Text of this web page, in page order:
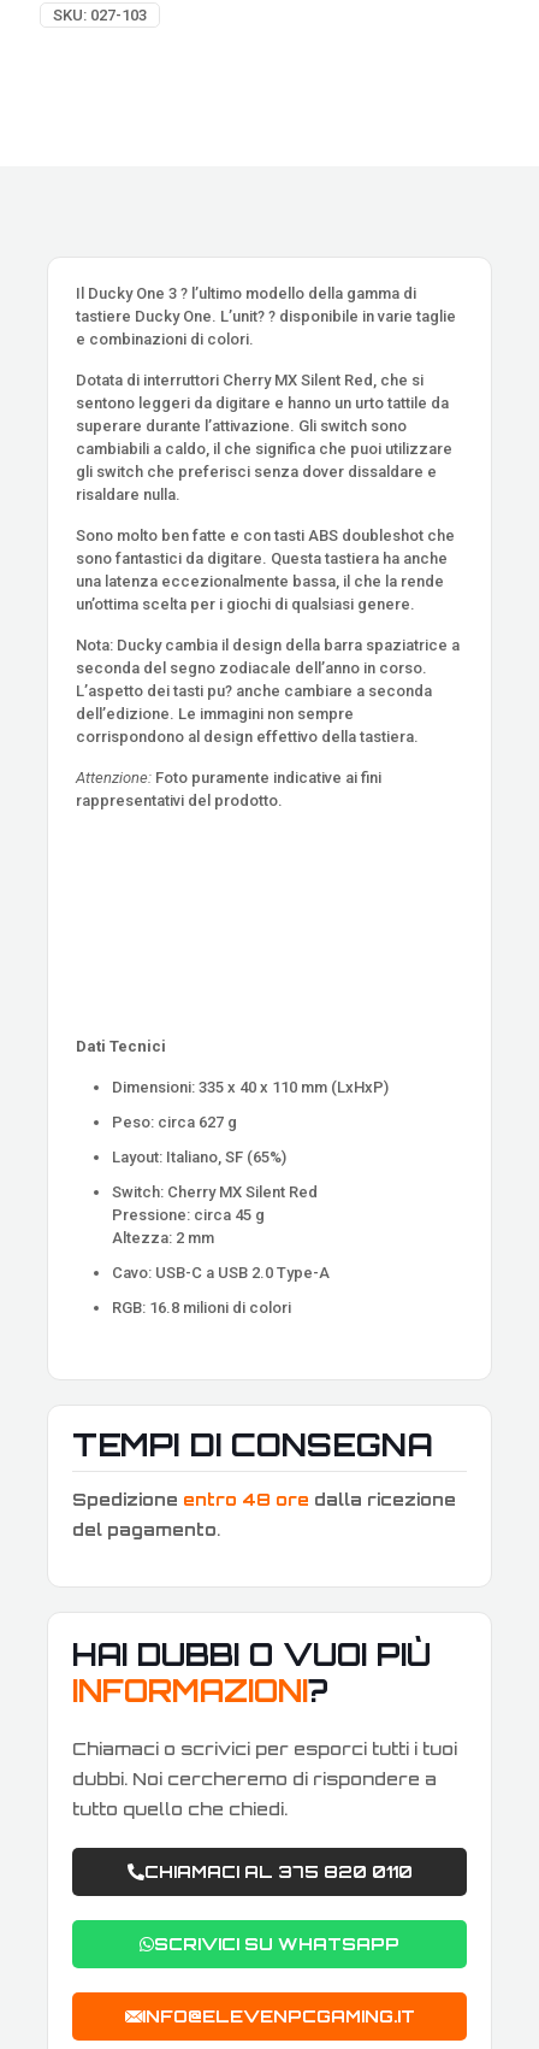
SKU: 027-103
Il Ducky One 3 ? l’ultimo modello della gamma di
tastiere Ducky One. L’unit? ? disponibile in varie taglie
e combinazioni di colori.
Dotata di interruttori Cherry MX Silent Red, che si
sentono leggeri da digitare e hanno un urto tattile da
superare durante l’attivazione. Gli switch sono
cambiabili a caldo, il che significa che puoi utilizzare
gli switch che preferisci senza dover dissaldare e
risaldare nulla.
Sono molto ben fatte e con tasti ABS doubleshot che
sono fantastici da digitare. Questa tastiera ha anche
una latenza eccezionalmente bassa, il che la rende
un’ottima scelta per i giochi di qualsiasi genere.
Nota: Ducky cambia il design della barra spaziatrice a
seconda del segno zodiacale dell’anno in corso.
L’aspetto dei tasti pu? anche cambiare a seconda
dell’edizione. Le immagini non sempre
corrispondono al design effettivo della tastiera.
Attenzione: Foto puramente indicative ai fini
rappresentativi del prodotto.
Dati Tecnici
Dimensioni: 335 x 40 x 110 mm (LxHxP)
Peso: circa 627 g
Layout: Italiano, SF (65%)
Switch: Cherry MX Silent Red
Pressione: circa 45 g
Altezza: 2 mm
Cavo: USB-C a USB 2.0 Type-A
RGB: 16.8 milioni di colori
TEMPI DI CONSEGNA
Spedizione entro 48 ore dalla ricezione
del pagamento.
HAI DUBBI O VUOI PIÙ
INFORMAZIONI?
Chiamaci o scrivici per esporci tutti i tuoi
dubbi. Noi cercheremo di rispondere a
tutto quello che chiedi.
CHIAMACI AL 375 820 0110
SCRIVICI SU WHATSAPP
INFO@ELEVENPCGAMING.IT